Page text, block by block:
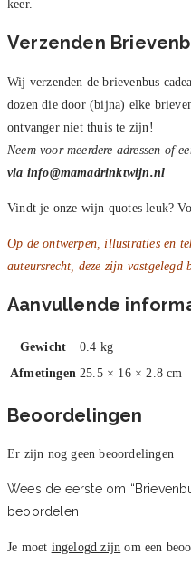
keer.
Verzenden
Wij verzenden de brievenbus
dozen die door (bijna) elke
ontvanger niet thuis te zijn!
Neem voor meerdere adressen of
via info@mamadrinktwijn.nl
Vindt je onze wijn quotes leuk?
Op de ontwerpen, illustraties en
auteursrecht, deze zijn vastgelegd
Aanvullende
Gewicht
0.4 kg
Afmetingen 25.5 × 16 × 2.8 cm
Beoordelingen
Er zijn nog geen beoordelingen
Wees de eerste om
beoordelen
Je moet ingelogd zijn om een